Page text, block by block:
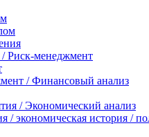
Риск-менеджмент
/ Финансовый анализ
/ Экономический анализ
/ экономическая история /